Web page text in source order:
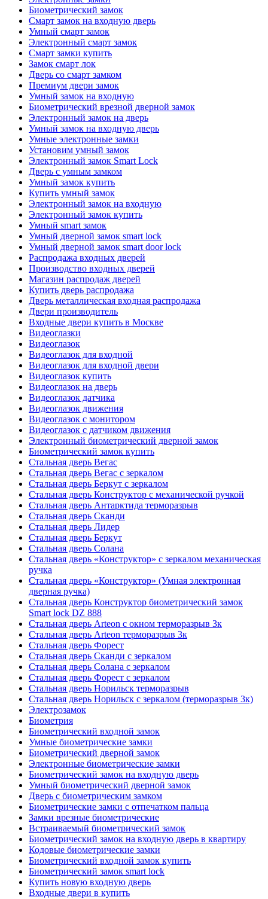
Биометрический замок
Смарт замок на входную дверь
Умный смарт замок
Электронный смарт замок
Смарт замки купить
Замок смарт лок
Дверь со смарт замком
Премиум двери замок
Умный замок на входную
Биометрический врезной дверной замок
Электронный замок на дверь
Умный замок на входную дверь
Умные электронные замки
Установим умный замок
Электронный замок Smart Lock
Дверь с умным замком
Умный замок купить
Купить умный замок
Электронный замок на входную
Электронный замок купить
Умный smart замок
Умный дверной замок smart lock
Умный дверной замок smart door lock
Распродажа входных дверей
Производство входных дверей
Магазин распродаж дверей
Купить дверь распродажа
Дверь металлическая входная распродажа
Двери производитель
Входные двери купить в Москве
Видеоглазки
Видеоглазок
Видеоглазок для входной
Видеоглазок для входной двери
Видеоглазок купить
Видеоглазок на дверь
Видеоглазок датчика
Видеоглазок движения
Видеоглазок с монитором
Видеоглазок с датчиком движения
Электронный биометрический дверной замок
Биометрический замок купить
Стальная дверь Вегас
Стальная дверь Вегас с зеркалом
Стальная дверь Беркут с зеркалом
Стальная дверь Конструктор с механической ручкой
Стальная дверь Антарктида терморазрыв
Стальная дверь Сканди
Стальная дверь Лидер
Стальная дверь Беркут
Стальная дверь Солана
Стальная дверь «Конструктор» с зеркалом механическая
ручка
Стальная дверь «Конструктор» (Умная электронная
дверная ручка)
Стальная дверь Конструктор биометрический замок
Smart lock DZ 888
Стальная дверь Arteon с окном терморазрыв 3к
Стальная дверь Arteon терморазрыв 3к
Стальная дверь Форест
Стальная дверь Сканди с зеркалом
Стальная дверь Солана с зеркалом
Стальная дверь Форест с зеркалом
Стальная дверь Норильск терморазрыв
Стальная дверь Норильск с зеркалом (терморазрыв 3к)
Электрозамок
Биометрия
Биометрический входной замок
Умные биометрические замки
Биометрический дверной замок
Электронные биометрические замки
Биометрический замок на входную дверь
Умный биометрический дверной замок
Дверь с биометрическим замком
Биометрические замки с отпечатком пальца
Замки врезные биометрические
Встраиваемый биометрический замок
Биометрический замок на входную дверь в квартиру
Кодовые биометрические замки
Биометрический входной замок купить
Биометрический замок smart lock
Купить новую входную дверь
Входные двери в купить